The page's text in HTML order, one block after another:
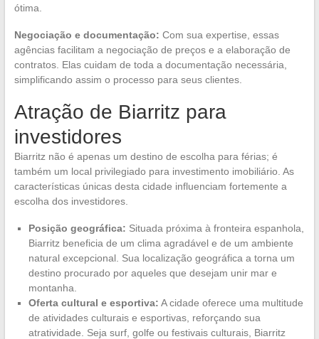
ótima.
Negociação e documentação: Com sua expertise, essas
agências facilitam a negociação de preços e a elaboração de
contratos. Elas cuidam de toda a documentação necessária,
simplificando assim o processo para seus clientes.
Atração de Biarritz para
investidores
Biarritz não é apenas um destino de escolha para férias; é
também um local privilegiado para investimento imobiliário. As
características únicas desta cidade influenciam fortemente a
escolha dos investidores.
Posição geográfica: Situada próxima à fronteira espanhola,
Biarritz beneficia de um clima agradável e de um ambiente
natural excepcional. Sua localização geográfica a torna um
destino procurado por aqueles que desejam unir mar e
montanha.
Oferta cultural e esportiva: A cidade oferece uma multitude
de atividades culturais e esportivas, reforçando sua
atratividade. Seja surf, golfe ou festivais culturais, Biarritz